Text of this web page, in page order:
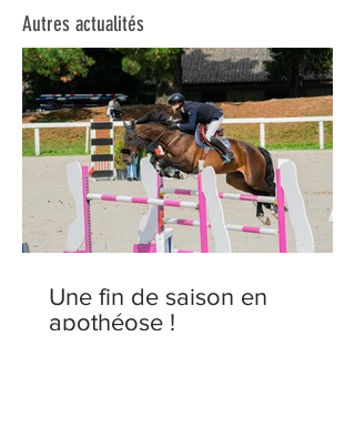
Autres actualités
Une fin de saison en
apothéose !